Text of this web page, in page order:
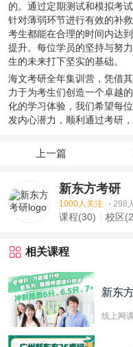
的。通过定期测试和模拟考
针对薄弱环节进行有效的补
考生都能在合理的时间内达
提升。每位学员的坚持与努
生的未来打下坚实的基础。
海文考研全年集训营，凭借
力于为考生们创造一个卓越
化的学习体验，我们希望每
发内心潜力，顺利通过考研
上一篇
新东方考研
1000人关注 · 298
课程(30) 校区
相关课程
新东
线上网